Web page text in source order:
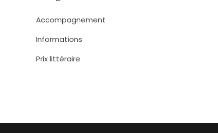
Accompagnement
Informations
Prix littéraire